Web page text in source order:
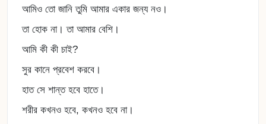
আমিও তো জানি তুমি আমার একার জন্য নও।
তা হোক না। তা আমার বেশি।
আমি কী কী চাই?
সুর কানে প্রবেশ করবে।
হাত সে শান্ত হবে হাতে।
শরীর কখনও হবে, কখনও হবে না।